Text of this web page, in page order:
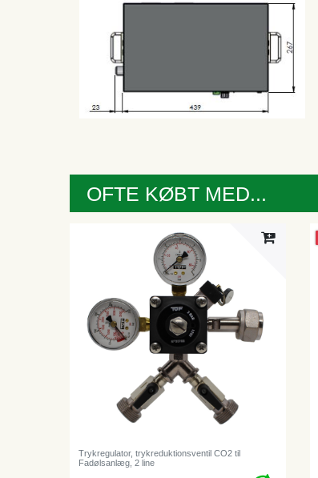
OFTE KØBT MED...
Trykregulator, trykreduktionsventil CO2 til
Fadølsanlæg, 2 line